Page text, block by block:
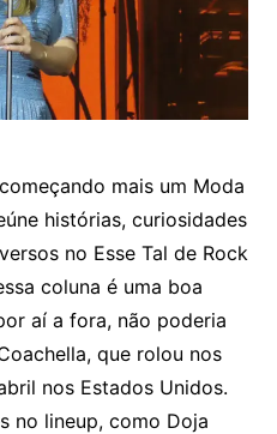
mais um Moda
histórias, curiosidades
no Esse Tal de Rock
coluna é uma boa
aí a fora, não poderia
que rolou nos
nos Estados Unidos.
no lineup, como Doja